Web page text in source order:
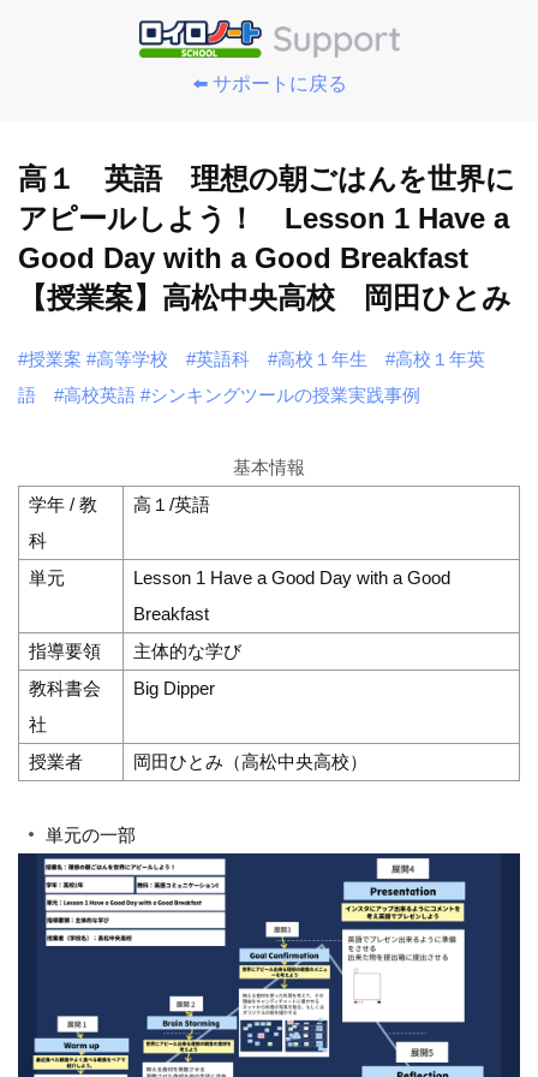
⬅️ サポートに戻る
高１ 英語 理想の朝ごはんを世界に
アピールしよう！ Lesson 1 Have a
Good Day with a Good Breakfast
【授業案】高松中央高校 岡田ひとみ
#授業案 #高等学校 #英語科 #高校１年生
#高校１年英
語
#高校英語 #シンキングツールの授業実践事例
基本情報
学年 / 教
科
高１/英語
単元
Lesson 1 Have a Good Day with a Good
Breakfast
指導要領
主体的な学び
教科書会
社
Big Dipper
授業者 岡田ひとみ（高松中央高校）
単元の一部